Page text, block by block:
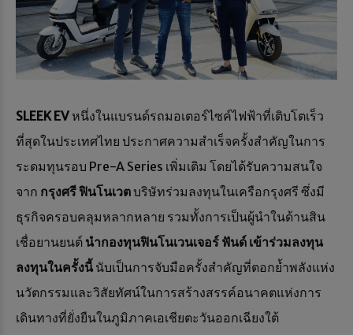
SLEEK EV หนึ่งในแบรนด์รถมอเตอร์ไซค์ไฟฟ้าที่เติบโตเร็ว
ที่สุดในประเทศไทย ประกาศความสำเร็จครั้งสำคัญในการ
ระดมทุนรอบ Pre-A Series เพิ่มเติม โดยได้รับความสนใจ
จาก กรุงศรี ฟินโนเวตบริษัทร่วมลงทุนในเครือกรุงศรี ซึ่งมี
ธุรกิจครอบคลุมหลากหลาย รวมทั้งการเป็นผู้นำในด้านสิน
เชื่อยานยนต์ นำกองทุนฟินโนเวนเจอร์ ฟันด์ เข้าร่วมลงทุน
ลงทุนในครั้งนี้ นับเป็นการจับมือครั้งสำคัญที่ตอกย้ำพลังแห่ง
นวัตกรรมและวิสัยทัศน์ในการสร้างสรรค์อนาคตแห่งการ
เดินทางที่ยั่งยืนในภูมิภาคเอเชียตะวันออกเฉียงใต้